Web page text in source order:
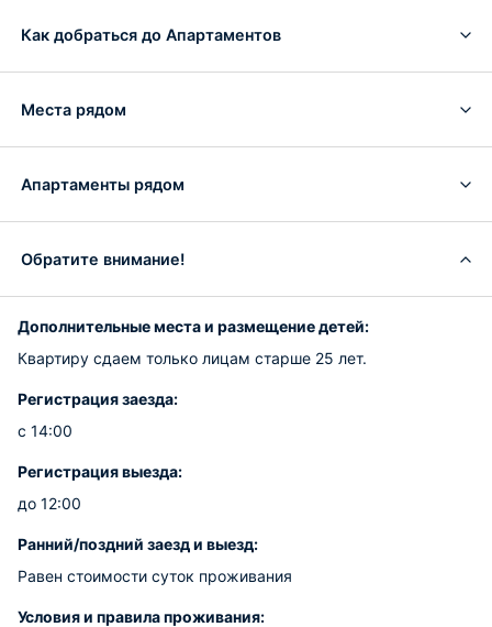
Как добраться до Апартаментов
Места рядом
Апартаменты рядом
Обратите внимание!
Дополнительные места и размещение детей:
Квартиру сдаем только лицам старше 25 лет.
Регистрация заезда:
с 14:00
Регистрация выезда:
до 12:00
Ранний/поздний заезд и выезд:
Равен стоимости суток проживания
Условия и правила проживания: